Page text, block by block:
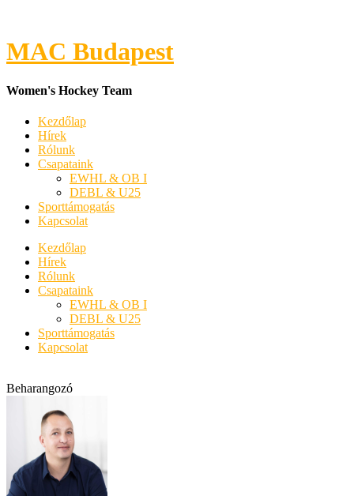
MAC Budapest
Women's Hockey Team
Kezdőlap
Hírek
Rólunk
Csapataink
EWHL & OB I
DEBL & U25
Sporttámogatás
Kapcsolat
Kezdőlap
Hírek
Rólunk
Csapataink
EWHL & OB I
DEBL & U25
Sporttámogatás
Kapcsolat
Beharangozó